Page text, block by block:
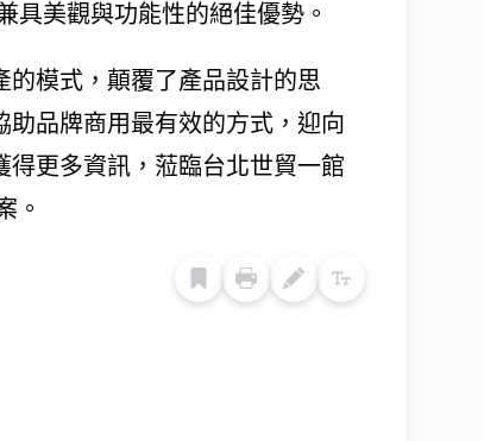
具美觀與功能性的絕佳優勢。
模式，顛覆了產品設計的思
品牌商用最有效的方式，迎向
得更多資訊，蒞臨台北世貿一館
。